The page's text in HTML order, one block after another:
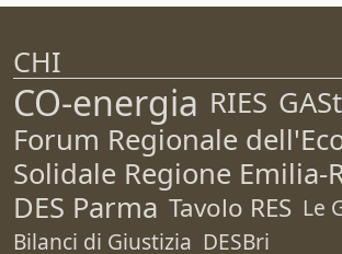
CHI
CO-energia RIES
Forum Regionale
Solidale Regione Emilia-
DES Parma Tavolo RES Le
Bilanci di Giustizia DESBri